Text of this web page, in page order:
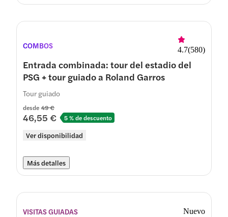
COMBOS 4.7(580)
Entrada combinada: tour del estadio del
PSG + tour guiado a Roland Garros
desde 49 €
46,55 € 5 % de descuento
Ver disponibilidad
Tour guiado
Más detalles
VISITAS GUIADAS Nuevo